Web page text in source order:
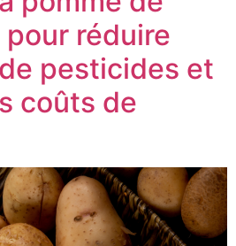
réduire
pesticides et
coûts de